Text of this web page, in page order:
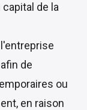
de la
l'entreprise
de
ou
en raison